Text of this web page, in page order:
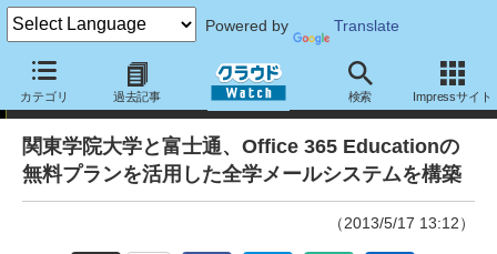
Powered by Translate
カテゴリ 過去記事 検索 Impressサイト
ニュース
関東学院大学と富士通、Office 365 Educationの
無料プランを活用した全学メールシステムを構築
（2013/5/17 13:12）